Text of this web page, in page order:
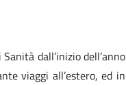
dall’inizio dell’anno
viaggi all’estero, ed in